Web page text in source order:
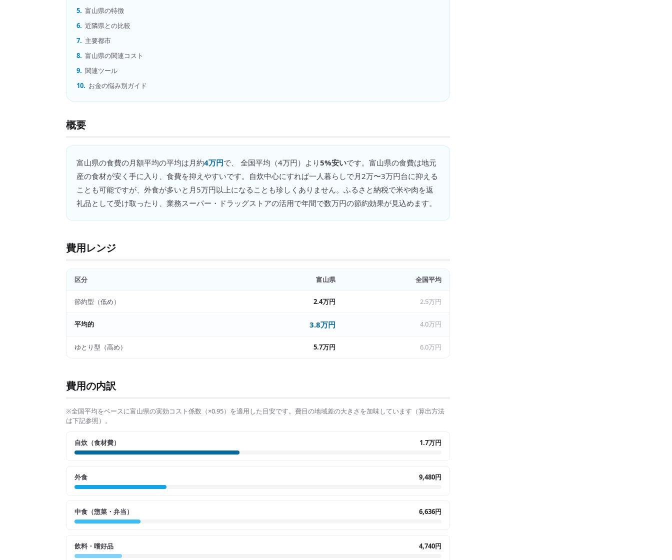
5. 富山県の特徴
6. 近隣県との比較
7. 主要都市
8. 富山県の関連コスト
9. 関連ツール
10. お金の悩み別ガイド
概要
富山県の食費の月額平均の平均は月約4万円で、 全国平均（4万円）より5%安いです。 富山県の食費は地元
産の食材が安く手に入り、食費を抑えやすいです。自炊中心にすれば一人暮らしで月2万〜3万円台に抑える
ことも可能ですが、外食が多いと月5万円以上になることも珍しくありません。ふるさと納税で米や肉を返
礼品として受け取ったり、業務スーパー・ドラッグストアの活用で年間で数万円の節約効果が見込めます。
費用レンジ
区分 富山県 全国平均
節約型（低め） 2.4万円 2.5万円
平均的 3.8万円 4.0万円
ゆとり型（高め） 5.7万円 6.0万円
費用の内訳
※全国平均をベースに富山県の実効コスト係数（×0.95）を適用した目安です。費目の地域差の大きさを加味しています（算出方法
は下記参照）。
自炊（食材費） 1.7万円
外食 9,480円
中食（惣菜・弁当） 6,636円
飲料・嗜好品 4,740円